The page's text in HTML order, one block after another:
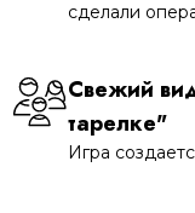
сделали
Свежий
тарелке"
Игра